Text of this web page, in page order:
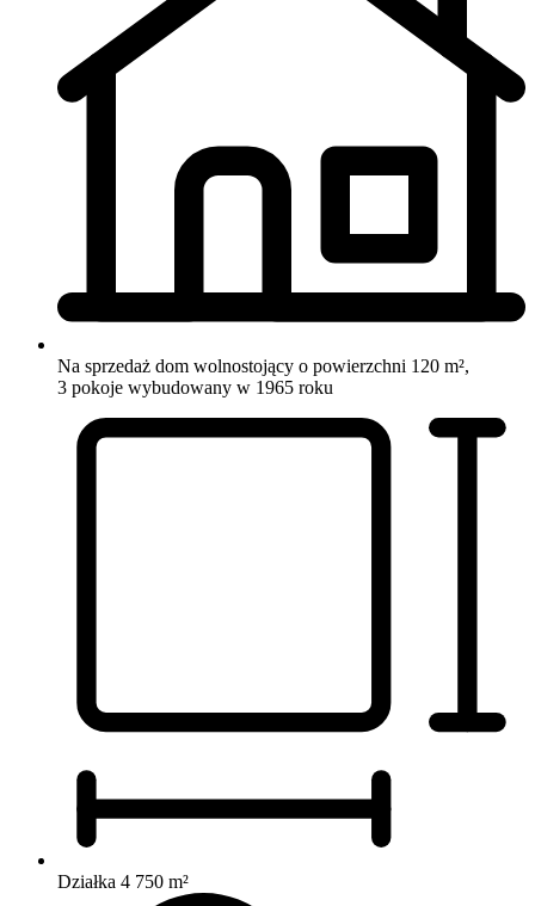
Na sprzedaż dom wolnostojący o powierzchni 120 m²,
3 pokoje wybudowany w 1965 roku
Działka 4 750 m²